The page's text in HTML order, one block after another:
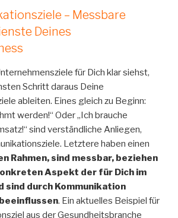
– Messbare
Deines
für Dich klar siehst,
Schritt daraus Deine
ableiten. Eines gleich zu Beginn:
werden!“ Oder „Ich brauche
sind verständliche Anliegen,
Letztere haben einen
Rahmen, sind messbar, beziehen
Aspekt der für Dich im
sind durch Kommunikation
. Ein aktuelles Beispiel für
aus der Gesundheitsbranche